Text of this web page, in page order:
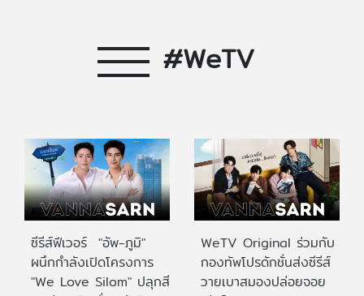
#WeTV
ซีรีส์ฟีเวอร์ "อัพ-ภูมิ"
ผนึกกำลังเปิดโครงการ
"We Love Silom" ปลุกสี
WeTV Original ร่วมกับ
กองทัพโปรดักชั่นส่งซีรีส์
วายเบาสมองปล่อยจอย